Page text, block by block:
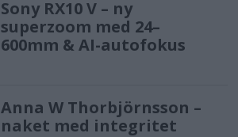
Sony RX10 V – ny
superzoom med 24–
600mm & AI-autofokus
Anna W Thorbjörnsson –
naket med integritet